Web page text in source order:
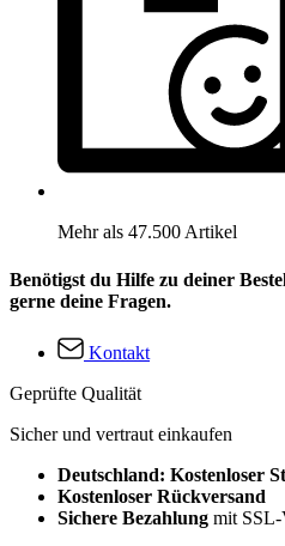
Mehr als 47.500 Artikel
Benötigst du Hilfe zu deiner
gerne deine Fragen.
Kontakt
Geprüfte Qualität
Sicher und vertraut einkaufen
Deutschland: Kostenloser
Kostenloser Rückversand
Sichere Bezahlung mit SSL-